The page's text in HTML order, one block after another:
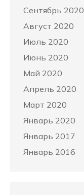
Сентябрь 2020
Август 2020
Июль 2020
Июнь 2020
Май 2020
Апрель 2020
Март 2020
Январь 2020
Январь 2017
Январь 2016